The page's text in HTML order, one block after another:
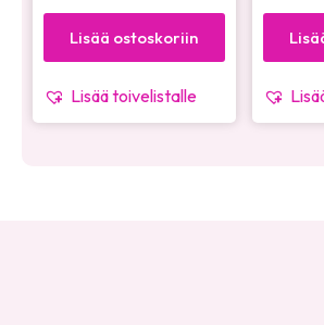
Lisää ostoskoriin
Lisää toivelistalle